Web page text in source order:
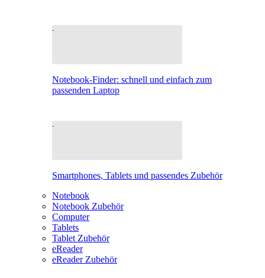
Notebook-Finder: schnell und einfach zum
passenden Laptop
Smartphones, Tablets und passendes Zubehör
Notebook
Notebook Zubehör
Computer
Tablets
Tablet Zubehör
eReader
eReader Zubehör